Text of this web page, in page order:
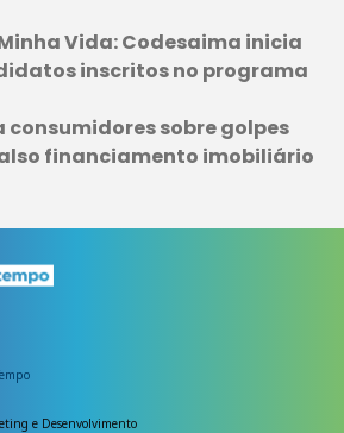
Vida: Codesaima inicia
inscritos no programa
consumidores sobre golpes
financiamento imobiliário
e Desenvolvimento